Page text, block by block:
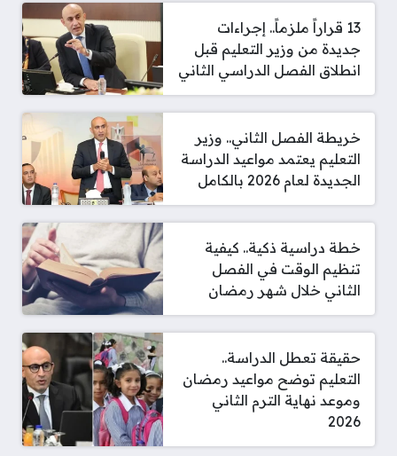
13 قراراً ملزماً.. إجراءات
جديدة من وزير التعليم قبل
انطلاق الفصل الدراسي الثاني
خريطة الفصل الثاني.. وزير
التعليم يعتمد مواعيد الدراسة
الجديدة لعام 2026 بالكامل
خطة دراسية ذكية.. كيفية
تنظيم الوقت في الفصل
الثاني خلال شهر رمضان
حقيقة تعطل الدراسة..
التعليم توضح مواعيد رمضان
وموعد نهاية الترم الثاني
2026